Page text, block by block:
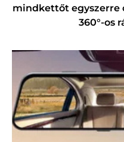
mindkettőt egyszerre
360°-os